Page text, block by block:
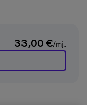
33,00€/mj.